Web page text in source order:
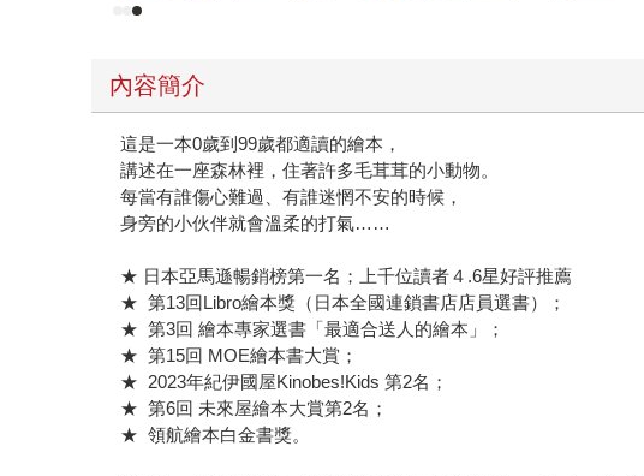
內容簡介
這是一本0歲到99歲都適讀的繪本，
講述在一座森林裡，住著許多毛茸茸的小動物。
每當有誰傷心難過、有誰迷惘不安的時候，
身旁的小伙伴就會溫柔的打氣……
★ 日本亞馬遜暢銷榜第一名；上千位讀者４.6星好評推薦
★ 第13回Libro繪本獎（日本全國連鎖書店店員選書）；
★ 第3回 繪本專家選書「最適合送人的繪本」；
★ 第15回 MOE繪本書大賞；
★ 2023年紀伊國屋Kinobes!Kids 第2名；
★ 第6回 未來屋繪本大賞第2名；
★ 領航繪本白金書獎。